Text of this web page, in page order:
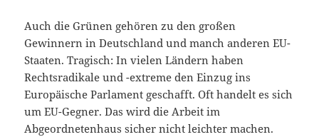
Auch die Grünen gehören zu den großen
Gewinnern in Deutschland und manch anderen EU-
Staaten. Tragisch: In vielen Ländern haben
Rechtsradikale und -extreme den Einzug ins
Europäische Parlament geschafft. Oft handelt es sich
um EU-Gegner. Das wird die Arbeit im
Abgeordnetenhaus sicher nicht leichter machen.